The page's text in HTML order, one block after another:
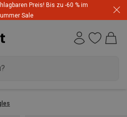
Preis! Bis zu -60 % im
Sale